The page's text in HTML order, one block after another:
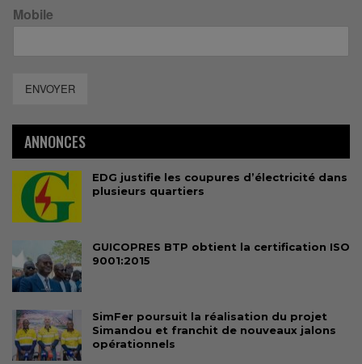
Mobile
ENVOYER
ANNONCES
EDG justifie les coupures d’électricité dans
plusieurs quartiers
GUICOPRES BTP obtient la certification ISO
9001:2015
SimFer poursuit la réalisation du projet
Simandou et franchit de nouveaux jalons
opérationnels